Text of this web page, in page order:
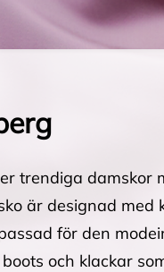
trendiga damskor
är designad med
för den
och klackar